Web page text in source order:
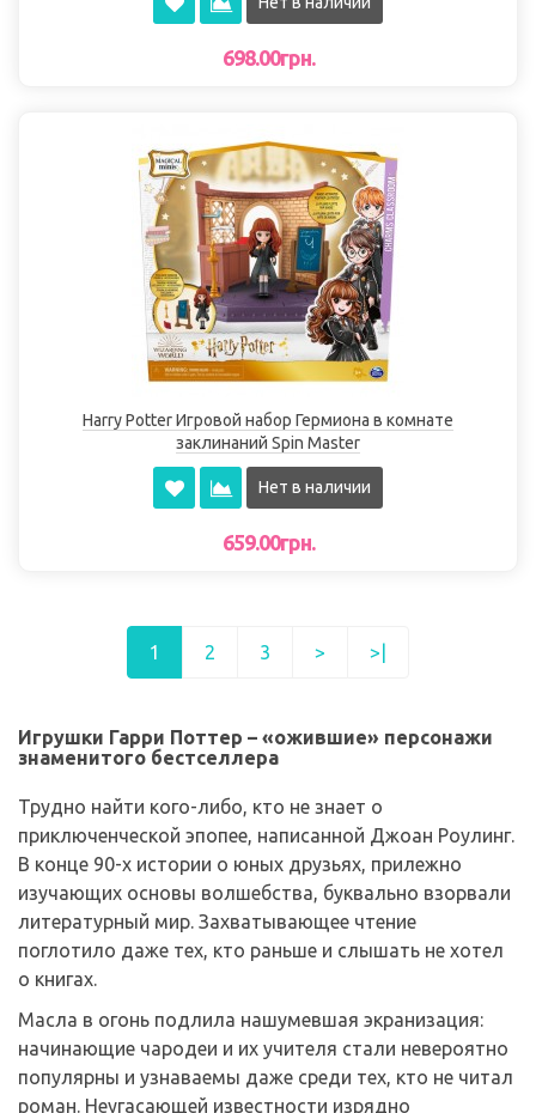
698.00грн.
Harry Potter Игровой набор Гермиона в комнате
заклинаний Spin Master
Нет в наличии
659.00грн.
1 2 3 > >|
Игрушки Гарри Поттер – «ожившие» персонажи
знаменитого бестселлера
Трудно найти кого-либо, кто не знает о
приключенческой эпопее, написанной Джоан Роулинг.
В конце 90-х истории о юных друзьях, прилежно
изучающих основы волшебства, буквально взорвали
литературный мир. Захватывающее чтение
поглотило даже тех, кто раньше и слышать не хотел
о книгах.
Масла в огонь подлила нашумевшая экранизация:
начинающие чародеи и их учителя стали невероятно
популярны и узнаваемы даже среди тех, кто не читал
роман. Неугасающей известности изрядно